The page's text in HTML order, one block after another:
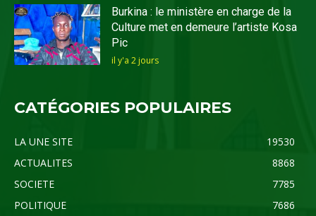
Burkina : le ministère en charge de la
Culture met en demeure l’artiste Kosa
Pic
il y'a 2 jours
CATÉGORIES POPULAIRES
LA UNE SITE
19530
ACTUALITES
8868
SOCIETE
7785
POLITIQUE
7686